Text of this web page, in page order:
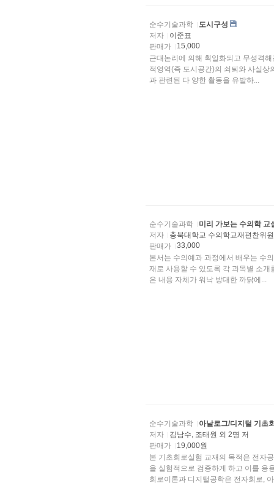
순수기술과학
도시구성
저자
이준표
판매가
15,000
근대논리에 의해 획일화되고 무성격
적영역(즉 도시공간)의 쇠퇴와 사실
과 관련된 다 양한 활동을 유발하...
순수기술과학
미리 가보는 수의학 교
저자
충북대학교 수의학교재편찬위
판매가
33,000
본서는 수의예과 과정에서 배우는 수
재로 사용할 수 있도록 각 과목별 소
은 내용 자체가 워낙 방대한 까닭에...
순수기술과학
아날로그/디지털 기초
저자
김남수, 조태원 외 2명 저
판매가
19,000원
본 기초회로실험 교재의 목적은 전자공학 분야의 초석이 되는 회로이론과 디지털공학의 핵심내용
을 실험적으로 검증하게 하고 이를 응용한 설계능력을 키우는데 있
회로이론과 디지털공학은 전자회로,